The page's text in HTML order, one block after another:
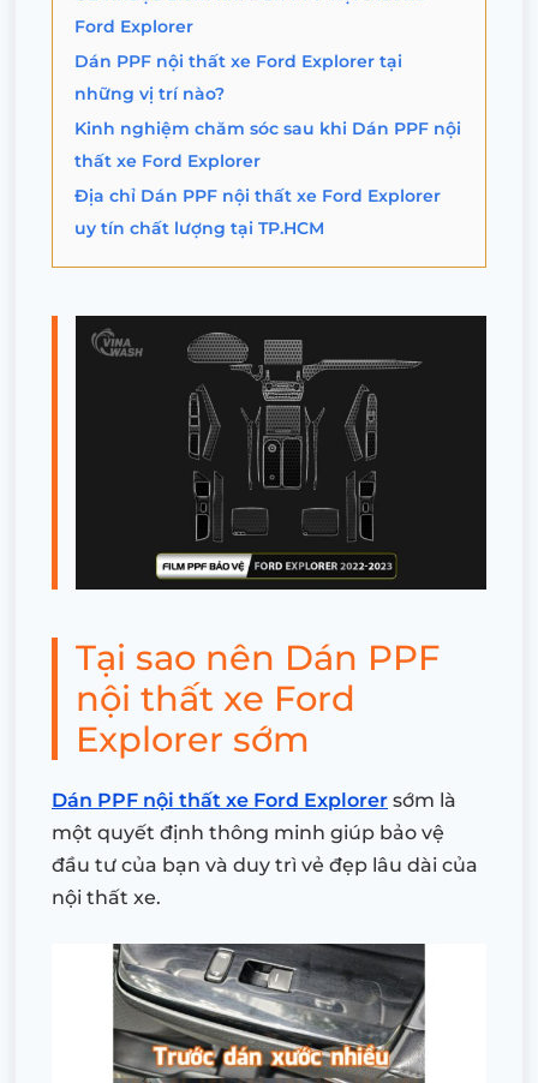
Ford Explorer
Dán PPF nội thất xe Ford Explorer tại
những vị trí nào?
Kinh nghiệm chăm sóc sau khi Dán PPF nội
thất xe Ford Explorer
Địa chỉ Dán PPF nội thất xe Ford Explorer
uy tín chất lượng tại TP.HCM
Tại sao nên Dán PPF
nội thất xe Ford
Explorer sớm
Dán PPF nội thất xe Ford Explorer sớm là
một quyết định thông minh giúp bảo vệ
đầu tư của bạn và duy trì vẻ đẹp lâu dài của
nội thất xe.